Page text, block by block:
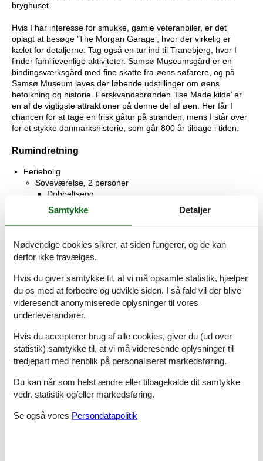
bryghuset.
Hvis I har interesse for smukke, gamle veteranbiler, er det
oplagt at besøge ’The Morgan Garage’, hvor der virkelig er
kælet for detaljerne. Tag også en tur ind til Tranebjerg, hvor I
finder familievenlige aktiviteter. Samsø Museumsgård er en
bindingsværksgård med fine skatte fra øens søfarere, og på
Samsø Museum laves der løbende udstillinger om øens
befolkning og historie. Ferskvandsbrønden ’Ilse Made kilde’ er
en af de vigtigste attraktioner på denne del af øen. Her får I
chancen for at tage en frisk gåtur på stranden, mens I står over
for et stykke danmarkshistorie, som går 800 år tilbage i tiden.
Rumindretning
Feriebolig
Soveværelse, 2 personer
Dobbeltseng
Badeværelse
WC. Varmt og koldt vand, Bruser
Sovehems, 1 person
Enkelt madras
Terrasse
Åben terrasse
Terrasse
Anneks
Soveværelse, 2 personer
Soveværelse, 2 personer
Samtykke Detaljer
Nødvendige cookies sikrer, at siden fungerer, og de kan
derfor ikke fravælges.
Hvis du giver samtykke til, at vi må opsamle statistik, hjælper
du os med at forbedre og udvikle siden. I så fald vil der blive
videresendt anonymiserede oplysninger til vores
underleverandører.
Hvis du accepterer brug af alle cookies, giver du (ud over
statistik) samtykke til, at vi må videresende oplysninger til
tredjepart med henblik på personaliseret markedsføring.
Du kan når som helst ændre eller tilbagekalde dit samtykke
vedr. statistik og/eller markedsføring.
Se også vores Persondatapolitik